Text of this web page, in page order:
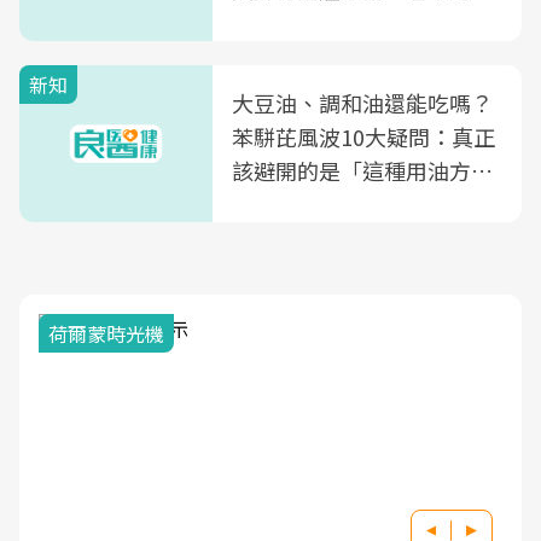
新知
大豆油、調和油還能吃嗎？
苯駢芘風波10大疑問：真正
該避開的是「這種用油方
荷爾蒙時光機